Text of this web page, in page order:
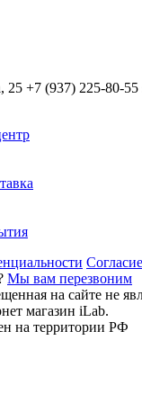
+7 (937) 225-80-55
Мы вам перезвоним
на сайте не
магазин iLab.
на территории РФ